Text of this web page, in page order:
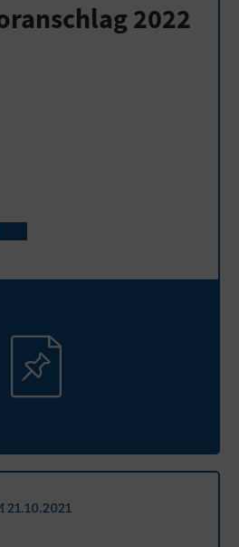
2022
21.10.2021